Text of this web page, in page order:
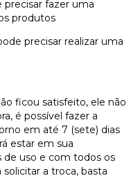
precisar fazer uma
produtos
precisar realizar uma
ficou satisfeito, ele não
é possível fazer a
em até 7 (sete) dias
estar em sua
de uso e com todos os
a troca, basta